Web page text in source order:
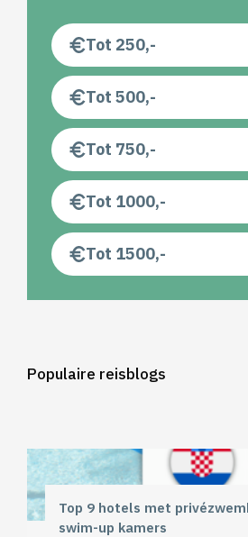
Tot 250,-
Tot 500,-
Tot 750,-
Tot 1000,-
Tot 1500,-
Populaire reisblogs
Top 9 hotels met
swim-up kamers